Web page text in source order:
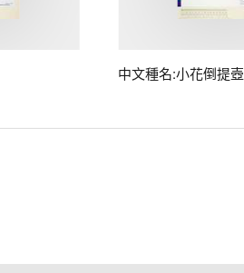
中文種名:小花倒提壺